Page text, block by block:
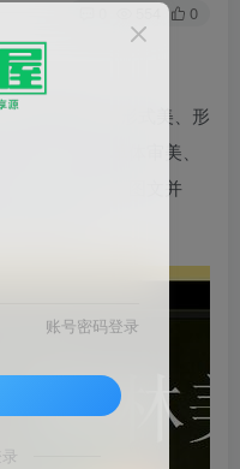
0
园林美概说、形式美、形
理论、园林单体审美、
，内容详细，图文并
载借鉴~！
账号密码登录